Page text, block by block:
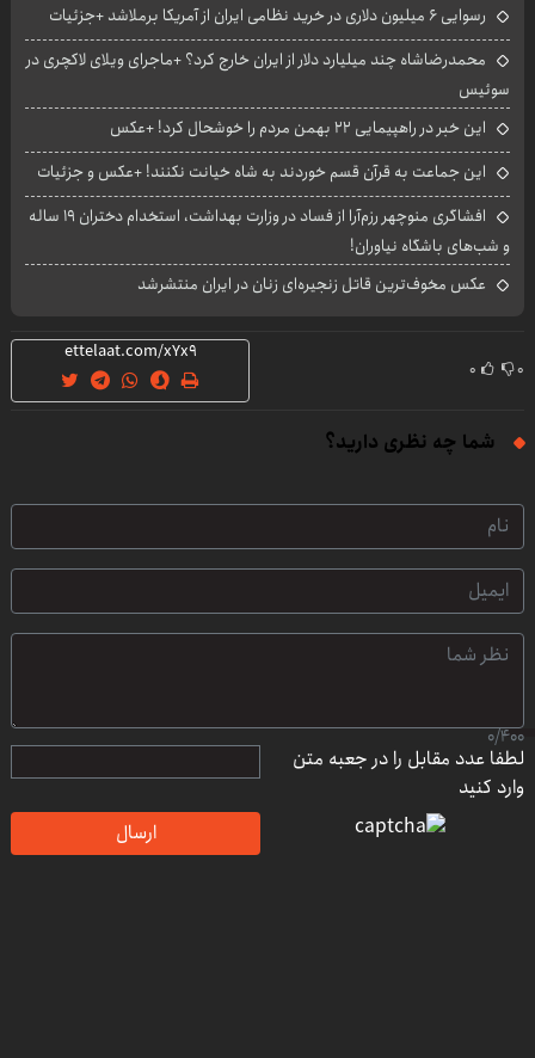
رسوایی ۶ میلیون دلاری در خرید نظامی ایران از آمریکا برملاشد +جزئیات
محمدرضاشاه چند میلیارد دلار از ایران خارج کرد؟ +ماجرای ویلای لاکچری در
سوئیس
این خبر در راهپیمایی ۲۲ بهمن مردم را خوشحال کرد! +عکس
این جماعت به قرآن قسم خوردند به شاه خیانت نکنند! +عکس و جزئیات
افشاگری منوچهر رزم‌آرا از فساد در وزارت بهداشت، استخدام دختران ۱۹ ساله
و شب‌های باشگاه نیاوران!
عکس مخوف‌ترین قاتل زنجیره‌ای زنان در ایران منتشرشد
۰ ۰
شما چه نظری دارید؟
0/400
لطفا عدد مقابل را در جعبه متن
وارد کنید
ارسال